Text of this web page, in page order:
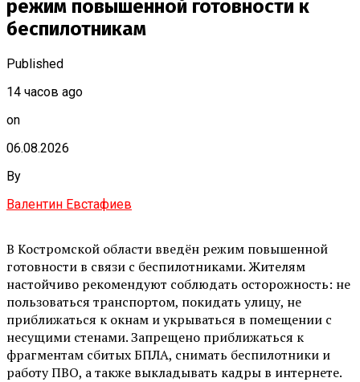
режим повышенной готовности к
беспилотникам
Published
14 часов ago
on
06.08.2026
By
Валентин Евстафиев
В Костромской области введён режим повышенной
готовности в связи с беспилотниками. Жителям
настойчиво рекомендуют соблюдать осторожность: не
пользоваться транспортом, покидать улицу, не
приближаться к окнам и укрываться в помещении с
несущими стенами. Запрещено приближаться к
фрагментам сбитых БПЛА, снимать беспилотники и
работу ПВО, а также выкладывать кадры в интернете.